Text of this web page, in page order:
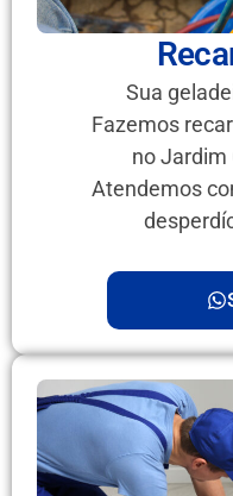
Sua
Fazemos
no Jardim
Atendemos